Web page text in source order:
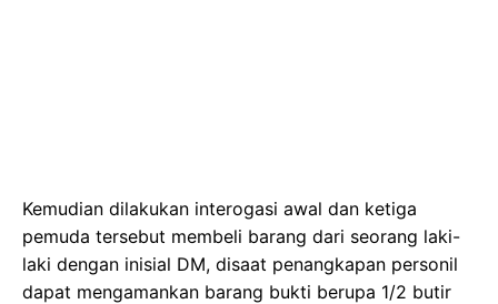
Kemudian dilakukan interogasi awal dan ketiga
pemuda tersebut membeli barang dari seorang laki-
laki dengan inisial DM, disaat penangkapan personil
dapat mengamankan barang bukti berupa 1/2 butir